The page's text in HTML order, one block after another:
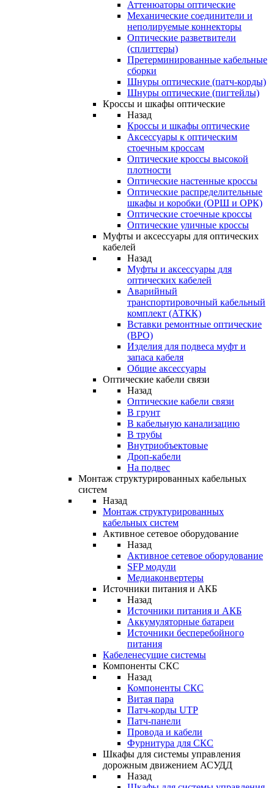
Аттенюаторы оптические
Механические соединители и
неполируемые коннекторы
Оптические разветвители
(сплиттеры)
Претерминированные кабельные
сборки
Шнуры оптические (патч-корды)
Шнуры оптические (пигтейлы)
Кроссы и шкафы оптические
Назад
Кроссы и шкафы оптические
Аксессуары к оптическим
стоечным кроссам
Оптические кроссы высокой
плотности
Оптические настенные кроссы
Оптические распределительные
шкафы и коробки (ОРШ и ОРК)
Оптические стоечные кроссы
Оптические уличные кроссы
Муфты и аксессуары для оптических
кабелей
Назад
Муфты и аксессуары для
оптических кабелей
Аварийный
транспортировочный кабельный
комплект (АТКК)
Вставки ремонтные оптические
(ВРО)
Изделия для подвеса муфт и
запаса кабеля
Общие аксессуары
Оптические кабели связи
Назад
Оптические кабели связи
В грунт
В кабельную канализацию
В трубы
Внутриобъектовые
Дроп-кабели
На подвес
Монтаж структурированных кабельных
систем
Назад
Монтаж структурированных
кабельных систем
Активное сетевое оборудование
Назад
Активное сетевое оборудование
SFP модули
Медиаконвертеры
Источники питания и АКБ
Назад
Источники питания и АКБ
Аккумуляторные батареи
Источники бесперебойного
питания
Кабеленесущие системы
Компоненты СКС
Назад
Компоненты СКС
Витая пара
Патч-корды UTP
Патч-панели
Провода и кабели
Фурнитура для СКС
Шкафы для системы управления
дорожным движением АСУДД
Назад